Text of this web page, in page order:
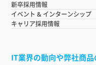
新卒採用情報
イベント & インターンシップ
キャリア採用情報
IT業界の動向や弊社商